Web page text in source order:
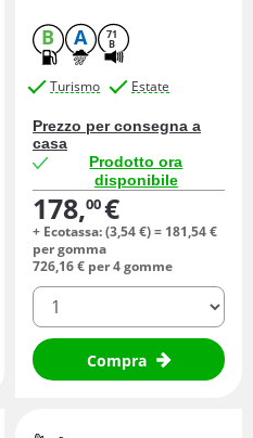
B A 71
B
Turismo Estate
Prezzo per consegna a
casa
Prodotto ora
disponibile
178,00€
+ Ecotassa: (3,54€) = 181,54€
per gomma
726,16€ per 4 gomme
quantità
Compra